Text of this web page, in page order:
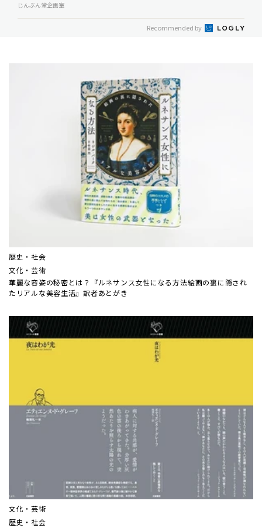
じんぶん堂企画室
Recommended by
歴史・社会
文化・芸術
華麗な容姿の秘密とは？『ルネサンス女性になる方法――絵画の裏に隠され
たリアルな美容生活』訳者あとがき
文化・芸術
歴史・社会